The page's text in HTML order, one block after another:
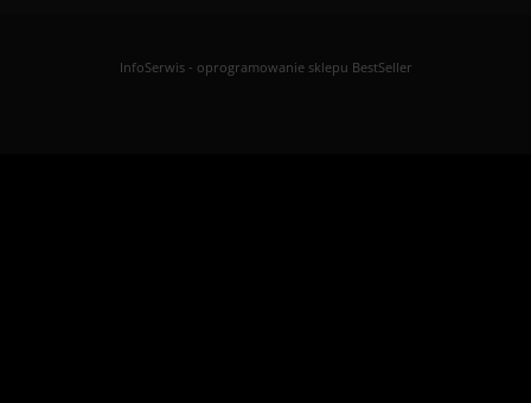
InfoSerwis- oprogramowanie sklepu BestSeller